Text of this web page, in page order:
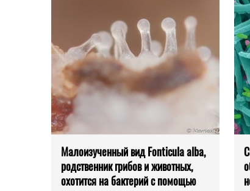
Малоизученный вид Fonticula alba,
родственник грибов и животных,
охотится на бактерий с помощью